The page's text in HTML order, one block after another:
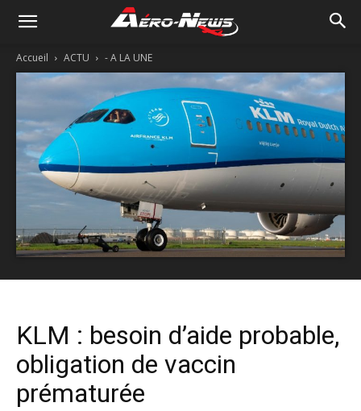
Accueil ACTU - A LA UNE
KLM : besoin d’aide probable,
obligation de vaccin
prématurée